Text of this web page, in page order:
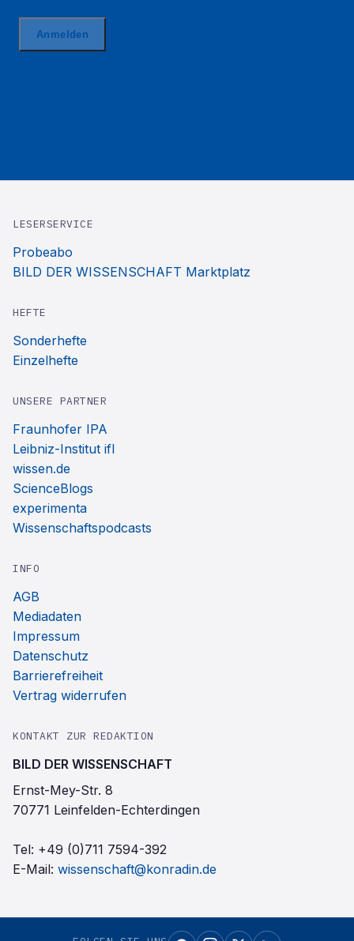
LESERSERVICE
Probeabo
BILD DER WISSENSCHAFT Marktplatz
HEFTE
Sonderhefte
Einzelhefte
UNSERE PARTNER
Fraunhofer IPA
Leibniz-Institut ifl
wissen.de
ScienceBlogs
experimenta
Wissenschaftspodcasts
INFO
AGB
Mediadaten
Impressum
Datenschutz
Barrierefreiheit
Vertrag widerrufen
KONTAKT ZUR REDAKTION
BILD DER WISSENSCHAFT
Ernst-Mey-Str. 8
70771 Leinfelden-Echterdingen
Tel: +49 (0)711 7594-392
E-Mail: wissenschaft@konradin.de